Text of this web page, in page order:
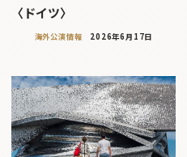
〈ドイツ〉
海外公演情報 2026年6月17日